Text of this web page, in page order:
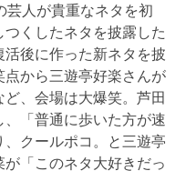
芸人が貴重なネタを初
くしたネタを披露した
後に作った新ネタを披
から三遊亭好楽さんが
、会場は大爆笑。芦田
「普通に歩いた方が速
クールポコ。と三遊亭
「このネタ大好きだっ